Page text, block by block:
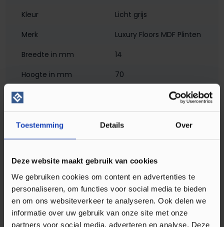
Toestemming Details Over
Deze website maakt gebruik van cookies
We gebruiken cookies om content en advertenties te
personaliseren, om functies voor social media te bieden
en om ons websiteverkeer te analyseren. Ook delen we
informatie over uw gebruik van onze site met onze
partners voor social media, adverteren en analyse. Deze
Kleur
Licht grijs
Merk
Luxury Floors MDF Plinten
Breedte in mm
14
Hoogte in mm
70
Materiaal
Soort plint
Folieplint, Hoge plint
Omschrijving Rechte Folieplint Oud